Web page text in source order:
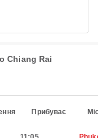
Chiang Rai
Прибуває